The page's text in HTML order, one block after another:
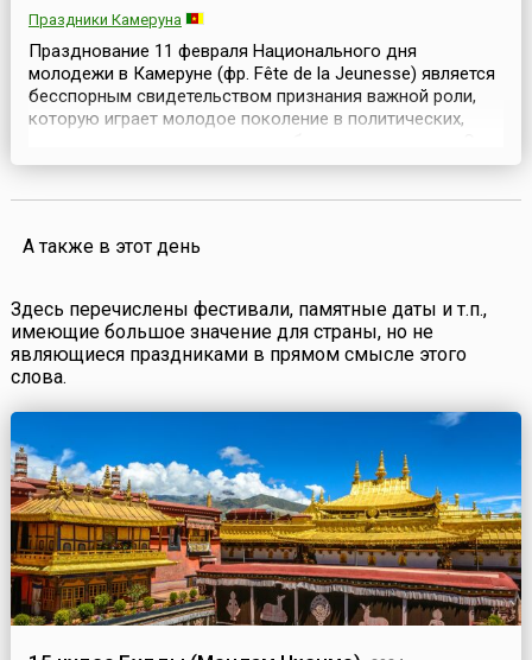
Праздники Камеруна
Празднование 11 февраля Национального дня
молодежи в Камеруне (фр. Fête de la Jeunesse) является
бесспорным свидетельством признания важной роли,
которую играет молодое поколение в политических,
молодежный праздник отмечается в стране с 1962 года,
А также в этот день
Здесь перечислены фестивали, памятные даты и т.п.,
имеющие большое значение для страны, но не
являющиеся праздниками в прямом смысле этого
слова.